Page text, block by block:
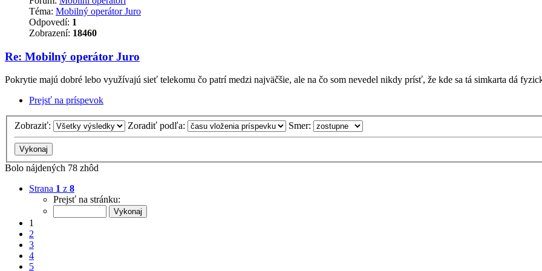
Téma: Mobilný operátor Juro
Odpovedí: 1
Zobrazení: 18460
Re: Mobilný operátor Juro
Pokrytie majú dobré lebo využívajú sieť telekomu čo patrí medzi najväčšie, ale na čo som nevedel nikdy prísť, že kde sa tá simkarta dá
Prejsť na príspevok
Zobraziť: Zoradiť podľa: Smer:
Bolo nájdených 78 zhôd
Strana 1 z 8
Prejsť na stránku:
1
2
3
4
5